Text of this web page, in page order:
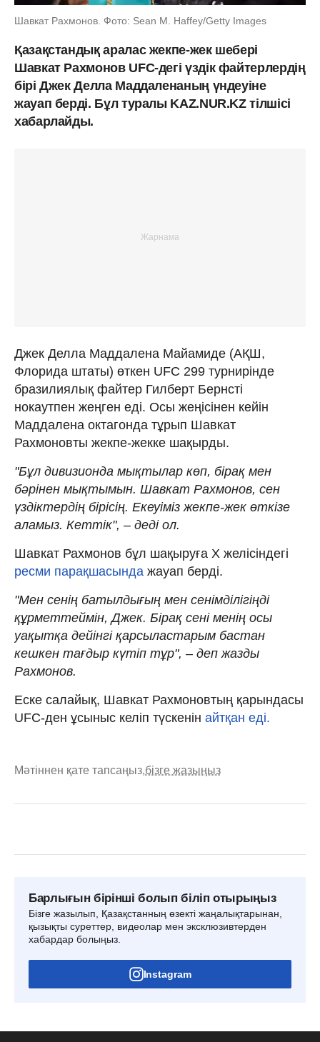
Шавкат Рахмонов. Фото: Sean M. Haffey/Getty Images
Қазақстандық аралас жекпе-жек шебері
Шавкат Рахмонов UFC-дегі үздік файтерлердің
бірі Джек Делла Маддаленаның үндеуіне
жауап берді. Бұл туралы KAZ.NUR.KZ тілшісі
хабарлайды.
Джек Делла Маддалена Майамиде (АҚШ,
Флорида штаты) өткен UFC 299 турнирінде
бразилиялық файтер Гилберт Бернсті
нокаутпен жеңген еді. Осы жеңісінен кейін
Маддалена октагонда тұрып Шавкат
Рахмоновты жекпе-жекке шақырды.
"Бұл дивизионда мықтылар көп, бірақ мен
бәрінен мықтымын. Шавкат Рахмонов, сен
үздіктердің бірісің. Екеуіміз жекпе-жек өткізе
аламыз. Кеттік", – деді ол.
Шавкат Рахмонов бұл шақыруға X желісіндегі
ресми парақшасында жауап берді.
"Мен сенің батылдығың мен сенімділігіңді
құрметтеймін, Джек. Бірақ сені менің осы
уақытқа дейінгі қарсыластарым бастан
кешкен тағдыр күтіп тұр", – деп жазды
Рахмонов.
Еске салайық, Шавкат Рахмоновтың қарындасы
UFC-ден ұсыныс келіп түскенін айтқан еді.
Мәтіннен қате тапсаңыз,бізге жазыңыз
Барлығын бірінші болып біліп отырыңыз
Бізге жазылып, Қазақстанның өзекті жаңалықтарынан,
қызықты суреттер, видеолар мен эксклюзивтерден
хабардар болыңыз.
Instagram